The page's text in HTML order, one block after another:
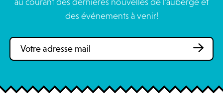
au courant des dernières nouvelles de l'auberge et
des événements à venir!